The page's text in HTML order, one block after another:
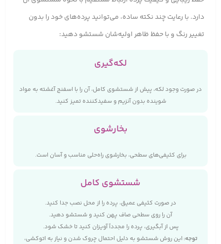
دارد. با رعایت چند نکته ساده، می‌توانید پرده‌های خود را بدون
تغییر رنگ و با حفظ ظاهر اولیه‌شان شستشو دهید:
لکه‌گیری
در صورت وجود لکه، پیش از شستشوی کامل، آن را با اسفنج آغشته به مواد
شوینده بدون آنزیم و سفیدکننده تمیز کنید.
بخارشوی
برای کثیفی‌های سطحی، بخارشوی راه‌حلی مناسب و آسان است.
شستشوی کامل
در صورت کثیفی عمیق، پرده را از محل نصب جدا کنید.
آن را روی سطحی صاف پهن کنید و شستشو دهید.
پس از آبگیری، پرده را مجدداً آویزان کنید تا خشک شود.
توجه: این روش شستشو به دلیل احتمال چروک شدن و نیاز به اتوکشی،